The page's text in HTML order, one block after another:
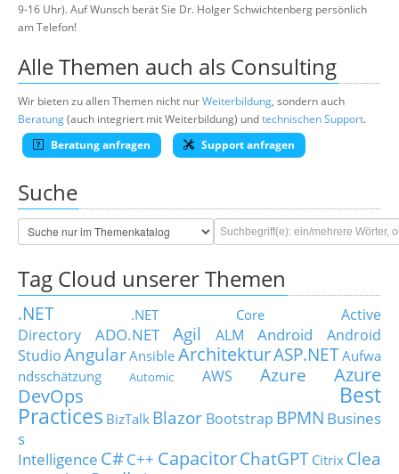
9-16 Uhr). Auf Wunsch berät Sie Dr. Holger Schwichtenberg persönlich
am Telefon!
Alle Themen auch als Consulting
Wir bieten zu allen Themen nicht nurWeiterbildung, sondern auch
Beratung(auch integriert mit Weiterbildung) undtechnischen Support.
Beratung anfragen
Support anfragen
Suche
Tag Cloud unserer Themen
.NET .NET Core
Active
Directory
ADO.NET Agil ALM Android
Android
StudioAngularAnsible ArchitekturASP.NETAufwa
ndsschätzung
Automic AWS Azure
Azure
DevOps
Best
Practices BizTalk Blazor Bootstrap BPMN Busines
s
Intelligence C#C++ CapacitorChatGPT Citrix Clea